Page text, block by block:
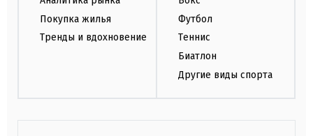
Покупка жилья
Тренды и вдохновение
Футбол
Теннис
Биатлон
Другие виды спорта